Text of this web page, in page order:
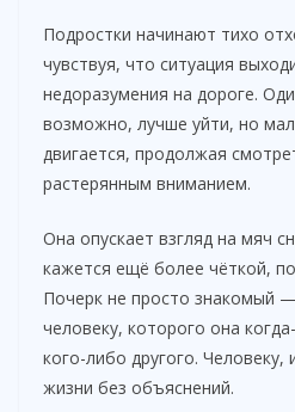
Подростки начинают тихо
чувствуя, что ситуация
недоразумения на дороге.
возможно, лучше уйти, но
двигается, продолжая
растерянным вниманием.
Она опускает взгляд на мяч
кажется ещё более чёткой,
Почерк не просто знакомый
человеку, которого она
кого-либо другого. Человеку,
жизни без объяснений.